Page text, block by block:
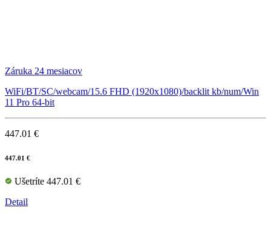
Záruka 24 mesiacov
WiFi/BT/SC/webcam/15.6 FHD (1920x1080)/backlit kb/num/Win
11 Pro 64-bit
447.01 €
447.01 €
Ušetríte 447.01 €
Detail